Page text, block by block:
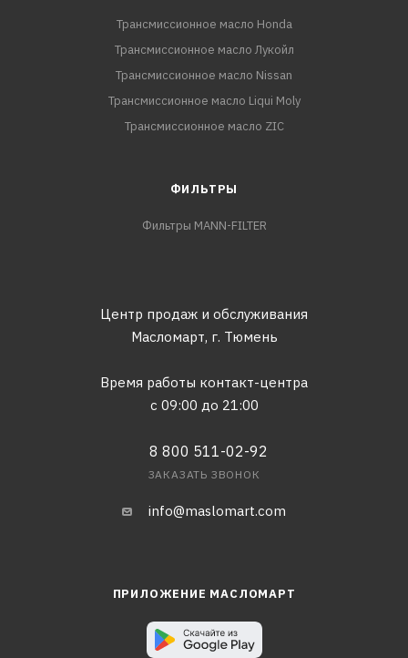
Трансмиссионное масло Honda
Трансмиссионное масло Лукойл
Трансмиссионное масло Nissan
Трансмиссионное масло Liqui Moly
Трансмиссионное масло ZIC
ФИЛЬТРЫ
Фильтры MANN-FILTER
Центр продаж и обслуживания
Масломарт, г. Тюмень
Время работы контакт-центра
с 09:00 до 21:00
8 800 511-02-92
ЗАКАЗАТЬ ЗВОНОК
info@maslomart.com
ПРИЛОЖЕНИЕ МАСЛОМАРТ